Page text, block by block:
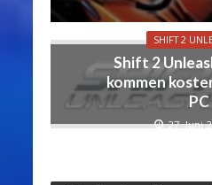
SHIFT 2
Shift 2
kommen
PC
27. Juni